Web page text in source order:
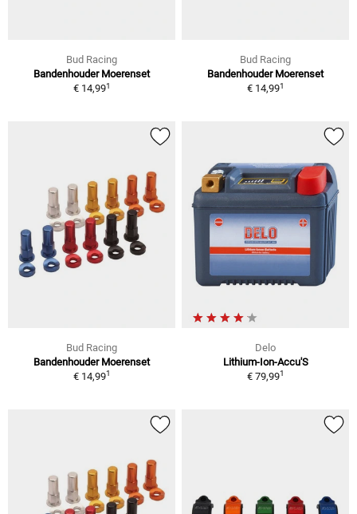
Bud Racing
Bandenhouder Moerenset
€ 14,991
Bud Racing
Bandenhouder Moerenset
€ 14,991
Bud Racing
Bandenhouder Moerenset
€ 14,991
Delo
Lithium-Ion-Accu'S
€ 79,991